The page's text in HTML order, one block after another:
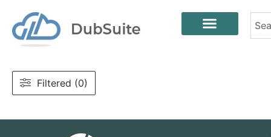
Filtered (0)